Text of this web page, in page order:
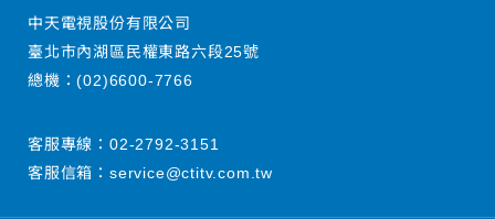
中天電視股份有限公司
臺北市內湖區民權東路六段25號
總機：(02)6600-7766
客服專線： 02-2792-3151
客服信箱： service@ctitv.com.tw